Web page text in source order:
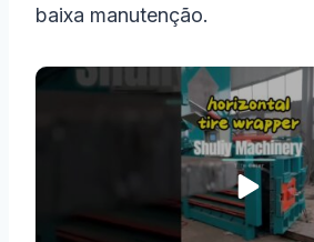
baixa manutenção.